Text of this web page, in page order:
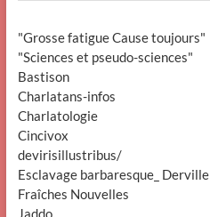
"Grosse fatigue Cause toujours"
"Sciences et pseudo-sciences"
Bastison
Charlatans-infos
Charlatologie
Cincivox
devirisillustribus/
Esclavage barbaresque_ Derville
Fraîches Nouvelles
Jaddo.